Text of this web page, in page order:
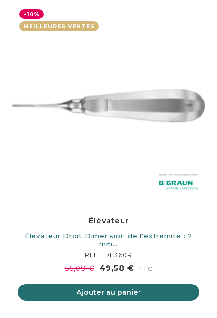
-10%
MEILLEURES VENTES
Élévateur
Élévateur Droit Dimension de l'extrémité : 2
mm…
REF : DL360R
55,09 € 49,58 € TTC
Ajouter au panier